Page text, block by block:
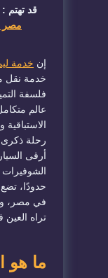
قد تهتم
مصر 2026 | احجز باص رحلتك الآن
إن خدمة
خدمة نقل
فلسفة
عالم
رحلة ذكرى
أرقى
حدودًا، تضع
في مصر،
تراه
ما هو